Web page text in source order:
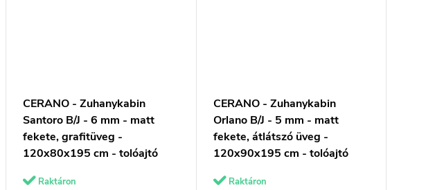
CERANO - Zuhanykabin
Santoro B/J - 6 mm - matt
fekete, grafitüveg -
120x80x195 cm - tolóajtó
Raktáron
CERANO - Zuhanykabin
Orlano B/J - 5 mm - matt
fekete, átlátszó üveg -
120x90x195 cm - tolóajtó
Raktáron